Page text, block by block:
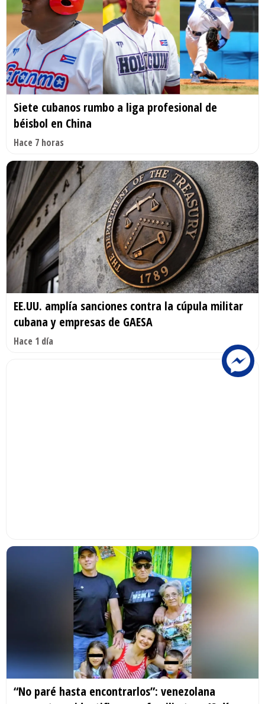
Siete cubanos rumbo a liga profesional de
béisbol en China
Hace 7 horas
EE.UU. amplía sanciones contra la cúpula militar
cubana y empresas de GAESA
Hace 1 día
“No paré hasta encontrarlos”: venezolana